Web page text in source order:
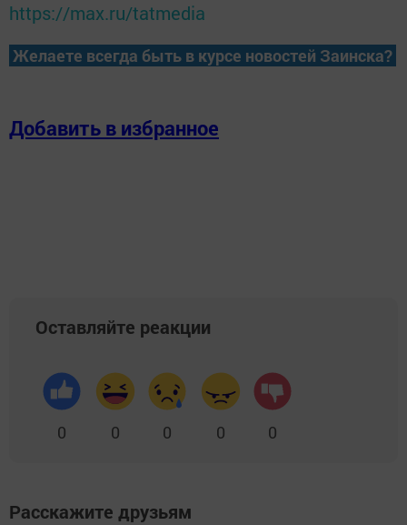
https://max.ru/tatmedia
Желаете всегда быть в курсе новостей Заинска?
Добавить в избранное
Оставляйте реакции
0 0 0 0 0
Расскажите друзьям